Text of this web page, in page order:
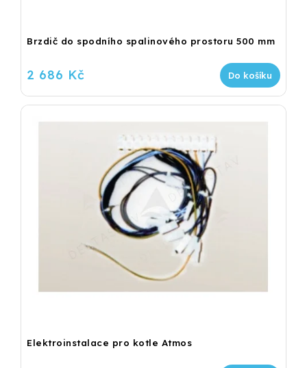
Brzdič do spodního spalinového prostoru 500 mm
2 686 Kč Do košíku
Elektroinstalace pro kotle Atmos